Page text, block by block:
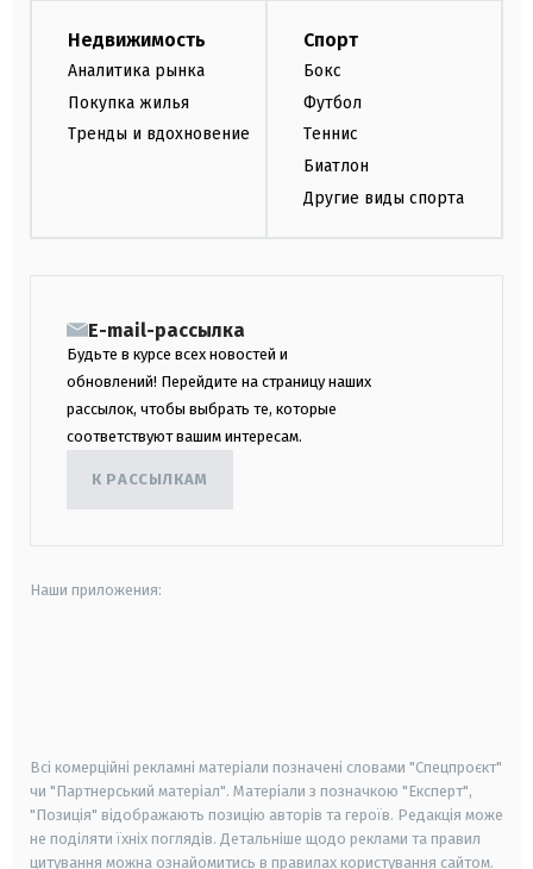
Недвижимость
Аналитика рынка
Покупка жилья
Тренды и вдохновение
Спорт
Бокс
Футбол
Теннис
Биатлон
Другие виды спорта
E-mail-рассылка
Будьте в курсе всех новостей и
обновлений! Перейдите на страницу наших
рассылок, чтобы выбрать те, которые
соответствуют вашим интересам.
К РАССЫЛКАМ
Наши приложения:
Всі комерційні рекламні матеріали позначені словами "Спецпроєкт"
чи "Партнерський матеріал". Матеріали з позначкою "Експерт",
"Позиція" відображають позицію авторів та героїв. Редакція може
не поділяти їхніх поглядів. Детальніше щодо реклами та правил
цитування можна ознайомитись в правилах користування сайтом.